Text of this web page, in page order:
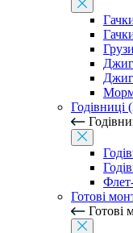
Годівниці
Готові
Готові